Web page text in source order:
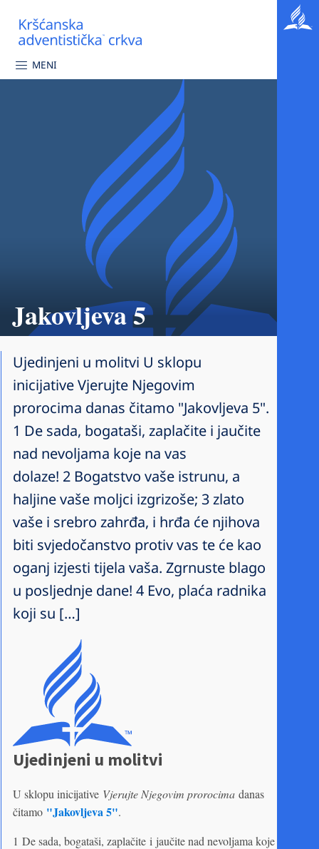
MENI
Jakovljeva 5
Ujedinjeni u molitvi U sklopu
inicijative Vjerujte Njegovim
prorocima danas čitamo "Jakovljeva 5".
1 De sada, bogataši, zaplačite i jaučite
nad nevoljama koje na vas
dolaze! 2 Bogatstvo vaše istrunu, a
haljine vaše moljci izgrizoše; 3 zlato
vaše i srebro zahrđa, i hrđa će njihova
biti svjedočanstvo protiv vas te će kao
oganj izjesti tijela vaša. Zgrnuste blago
u posljednje dane! 4 Evo, plaća radnika
koji su […]
Ujedinjeni u molitvi
U sklopu inicijative Vjerujte Njegovim prorocima danas
čitamo "Jakovljeva 5".
1 De sada, bogataši, zaplačite i jaučite nad nevoljama koje